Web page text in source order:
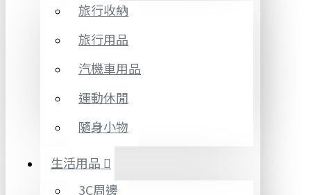
旅行收納
旅行用品
汽機車用品
運動休閒
隨身小物
生活用品
3C周邊